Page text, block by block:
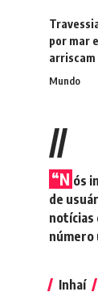
por mar
arriscam
Mundo
//
“N ós
de
notícias
número
Inhaí